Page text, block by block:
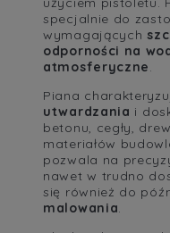
specjalnie do
wymagających
odporności na
atmosferyczne.
Piana
utwardzania i
betonu, cegły,
materiałów
pozwala na
nawet w trudno
się również do
malowania.